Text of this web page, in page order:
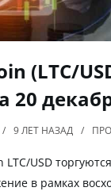
(LTC/
20
9 ЛЕТ НАЗАД
USD
в рамках